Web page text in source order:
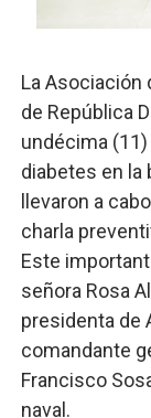
UNTC inicia
PRM
Candidato a
Digecac
Josefa
La Asociación
de República
undécima
diabetes en la
llevaron a
charla
Este
señora Rosa
presidenta de
comandante
Francisco
naval.